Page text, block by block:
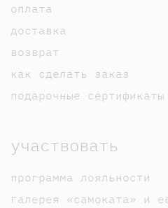
оплата
доставка
возврат
как сделать заказ
подарочные
участвовать
программа лояльности
галерея «самоката» и